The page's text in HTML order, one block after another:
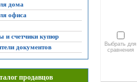
дома
офиса
и счетчики купюр
документов
продавцов
Выбрать для
сравнения